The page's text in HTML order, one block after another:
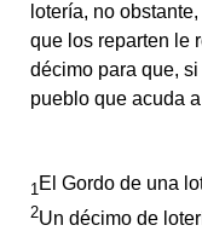
lotería, no
que los reparten le
décimo para que,
pueblo que acuda
1El Gordo de una
2Un décimo de